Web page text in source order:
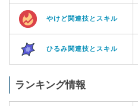
やけど関連技とスキル
ひるみ関連技とスキル
ランキング情報